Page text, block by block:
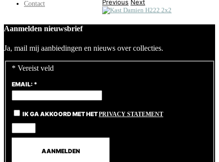
Contact
Previous Next
Aanmelden nieuwsbrief
Ja, mail mij aanbiedingen en nieuws over collecties.
* Vereist veld
EMAIL: *
IK GA AKKOORD MET HETPRIVACY STATEMENT